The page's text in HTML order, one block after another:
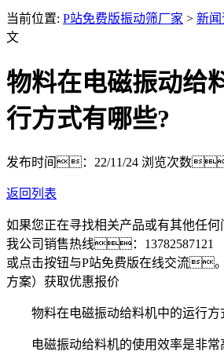
当前位置: P站免费版振动筛厂家 > 新
文
物料在电磁振动给
行方式有哪些?
发布时间：22/11/24 浏览次数
返回列表
如果您正在寻找相关产品或有其他任
我公司销售热线： 13782587121
或点击按钮与P站免费版在线交流
方案） 获取优惠报价
物料在电磁振动给料机中的运行方
电磁振动给料机的使用效率是非